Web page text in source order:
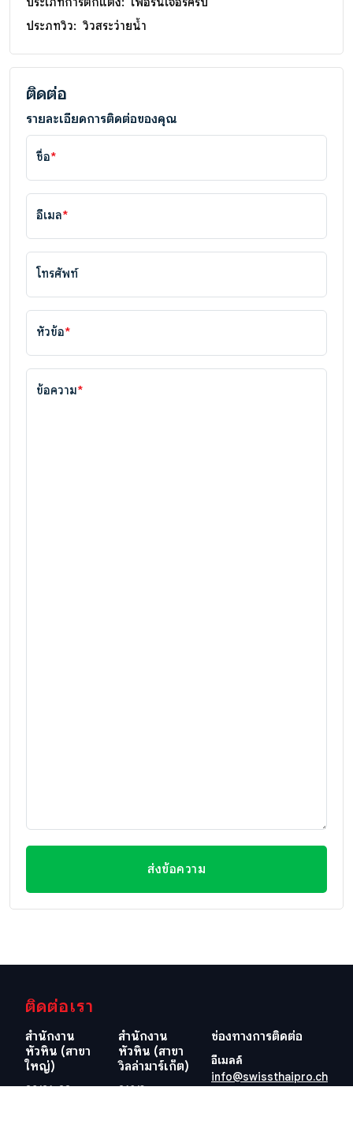
ประภทวิว: วิวสระว่ายน้ำ
ติดต่อ
รายละเอียดการติดต่อของคุณ
ชื่อ*
อีเมล*
โทรศัพท์
หัวข้อ*
ข้อความ*
ส่งข้อความ
ติดต่อเรา
สำนักงาน
หัวหิน (สาขา
ใหญ่)
29/21-22 ซอย
สำนักงาน
หัวหิน (สาขา
วิลล่ามาร์เก็ต)
218/3
ช่องทางการติดต่อ
อีเมลล์
info@swissthaipro.ch